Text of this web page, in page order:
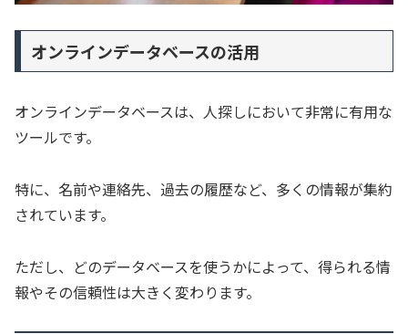
オンラインデータベースの活用
オンラインデータベースは、人探しにおいて非常に有用な
ツールです。
特に、名前や連絡先、過去の履歴など、多くの情報が集約
されています。
ただし、どのデータベースを使うかによって、得られる情
報やその信頼性は大きく変わります。